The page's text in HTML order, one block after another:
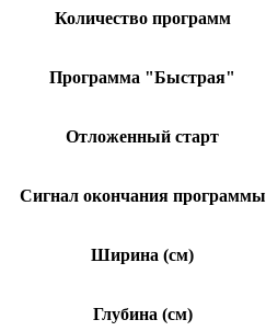
Количество программ
Программа "Быстрая"
Отложенный старт
Сигнал окончания программы
Ширина (см)
Глубина (см)